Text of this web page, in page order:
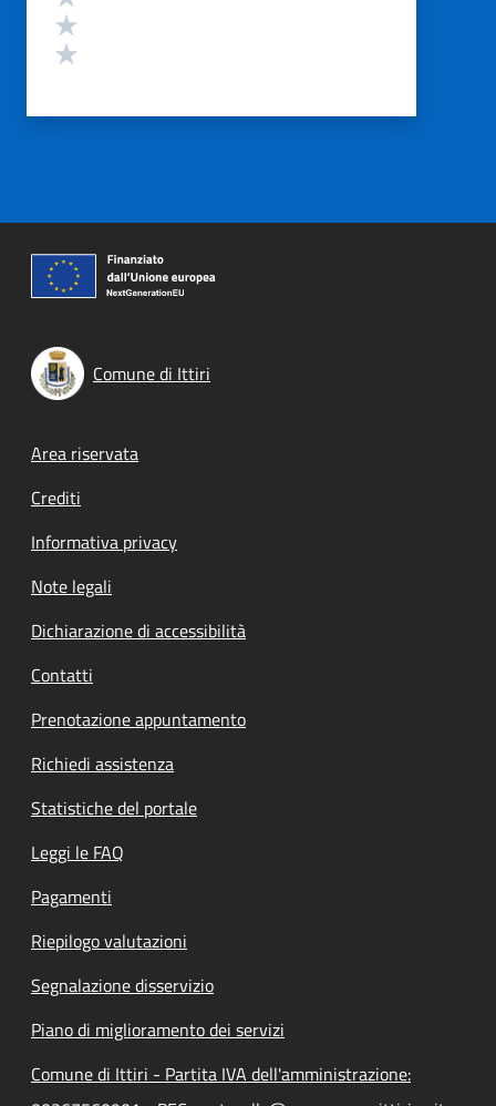
Comune di Ittiri
Footer menu
Area riservata
Crediti
Informativa privacy
Note legali
Dichiarazione di accessibilità
Contatti
Prenotazione appuntamento
Richiedi assistenza
Statistiche del portale
Leggi le FAQ
Pagamenti
Riepilogo valutazioni
Segnalazione disservizio
Piano di miglioramento dei servizi
Comune di Ittiri - Partita IVA dell'amministrazione: